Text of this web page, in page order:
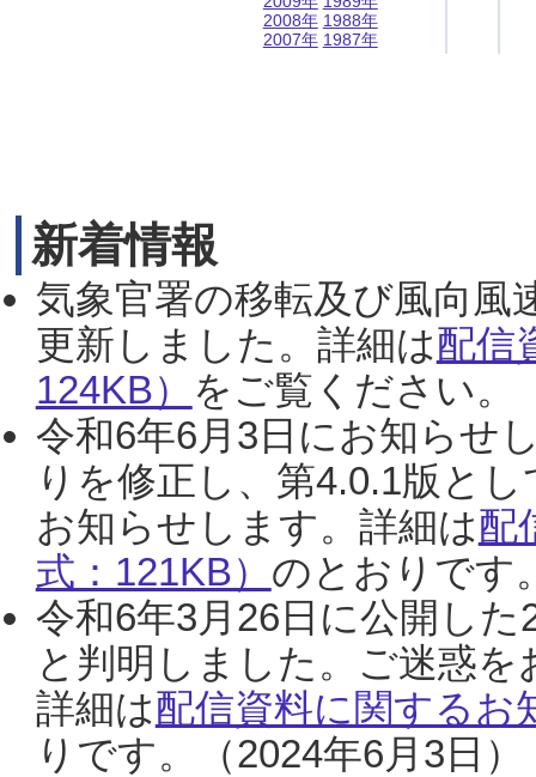
2008年
2007年
1988年
1987年
新着情報
気象官署の移転及び風向風
更新しました。詳細は配信
124KB） をご覧ください。
令和6年6月3日にお知らせ
りを修正し、第4.0.1版と
お知らせします。詳細は配
式：121KB） のとおりです
令和6年3月26日に公開し
と判明しました。ご迷惑
詳細は配信資料に関するお
りです。（2024年6月3日）